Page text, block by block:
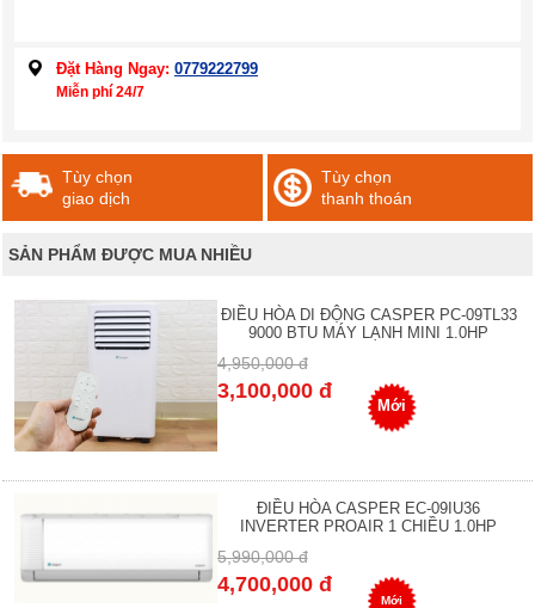
Đặt Hàng Ngay: 0779222799
Miễn phí 24/7
Tùy chọn
giao dịch
Tùy chọn
thanh thoán
SẢN PHẨM ĐƯỢC MUA NHIỀU
ĐIỀU HÒA DI ĐỘNG CASPER PC-09TL33
9000 BTU MÁY LẠNH MINI 1.0HP
4,950,000 đ
3,100,000 đ
Mới
ĐIỀU HÒA CASPER EC-09IU36
INVERTER PROAIR 1 CHIỀU 1.0HP
5,990,000 đ
4,700,000 đ
Mới